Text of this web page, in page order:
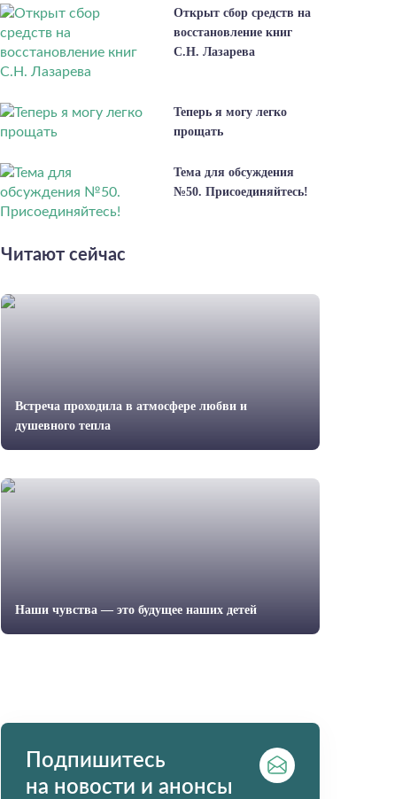
Открыт сбор средств на
восстановление книг
С.Н. Лазарева
Теперь я могу легко
прощать
Тема для обсуждения
№50. Присоединяйтесь!
Читают сейчас
Встреча проходила в атмосфере любви и
душевного тепла
Наши чувства — это будущее наших детей
Подпишитесь
на новости и анонсы